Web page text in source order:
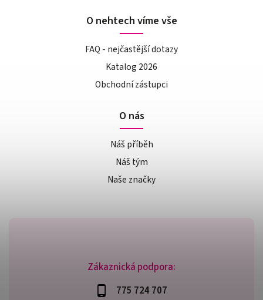
Zákaznická podpora:
775 724 707
O nehtech víme vše
FAQ - nejčastější dotazy
Katalog 2026
Obchodní zástupci
O nás
Náš příběh
Náš tým
Naše značky